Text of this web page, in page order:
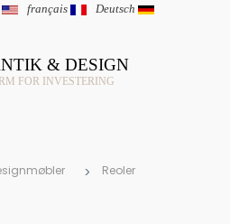
| français | Deutsch
& DESIGN
FOR INVESTERING
Reoler